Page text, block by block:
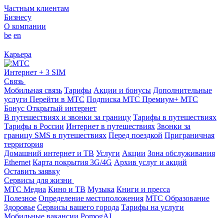
Частным клиентам
Бизнесу
О компании
be en
Карьера
Интернет + 3 SIM
Связь
Мобильная связь Тарифы Акции и бонусы Дополнительные
услуги Перейти в МТС Подписка МТС Премиум+ МТС
Бонус Открытый интернет
В путешествиях и звонки за границу Тарифы в путешествиях
Тарифы в России Интернет в путешествиях Звонки за
границу SMS в путешествиях Перед поездкой Приграничная
территория
Домашний интернет и ТВ Услуги Акции Зона обслуживания
Ethernet Карта покрытия 3G/4G Архив услуг и акций
Оставить заявку
Сервисы для жизни
МТС Медиа Кино и ТВ Музыка Книги и пресса
Полезное Определение местоположения МТС Образование
Здоровье Сервисы вашего города Тарифы на услуги
Мобильные вакансии PomogAI